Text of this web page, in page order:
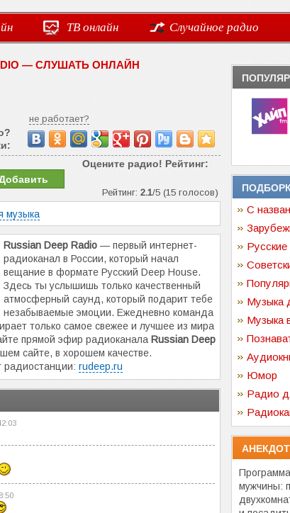
ТВ онлайн Случайное радио
— СЛУШАТЬ ОНЛАЙН
не работает?
Оцените радио! Рейтинг:
Рейтинг: 2.1/5 (15 голосов)
музыка
Russian Deep Radio — первый интернет-
радиоканал в России, который начал
вещание в формате Русский Deep House.
Здесь ты услышишь только качественный
атмосферный саунд, который подарит тебе
незабываемые эмоции. Ежедневно команда
только самое свежее и лучшее из мира
прямой эфир радиоканала Russian Deep
сайте, в хорошем качестве.
rudeep.ru
С
Русские
Музыка
Музыка
Юмор
Радио
мужчины: